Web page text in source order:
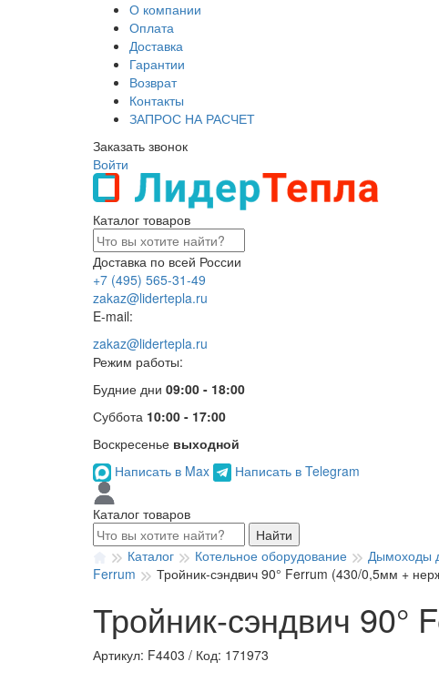
О компании
Оплата
Доставка
Гарантии
Возврат
Контакты
ЗАПРОС НА РАСЧЕТ
Заказать звонок
Войти
Каталог товаров
Доставка по всей России
+7 (495) 565-31-49
zakaz@lidertepla.ru
E-mail:
zakaz@lidertepla.ru
Режим работы:
Будние дни 09:00 - 18:00
Суббота 10:00 - 17:00
Воскресенье выходной
Написать в Max
Написать в Telegram
Каталог товаров
Найти
Каталог
Котельное оборудование Дымоходы
Ferrum
Тройник-сэндвич 90° Ferrum (430/0,5мм +
Тройник-сэндвич
Артикул: F4403 / Код: 171973